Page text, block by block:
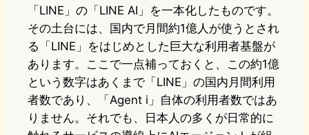
「LINE」の「LINE AI」を一本化したものです。
その土台には、国内で月間約1億人が使うとされ
る「LINE」をはじめとした巨大な利用者基盤が
あります。ここで一点補っておくと、この約1億
という数字はあくまで「LINE」の国内月間利用
者数であり、「Agent i」自体の利用者数ではあ
りません。それでも、日本人の多くが日常的に